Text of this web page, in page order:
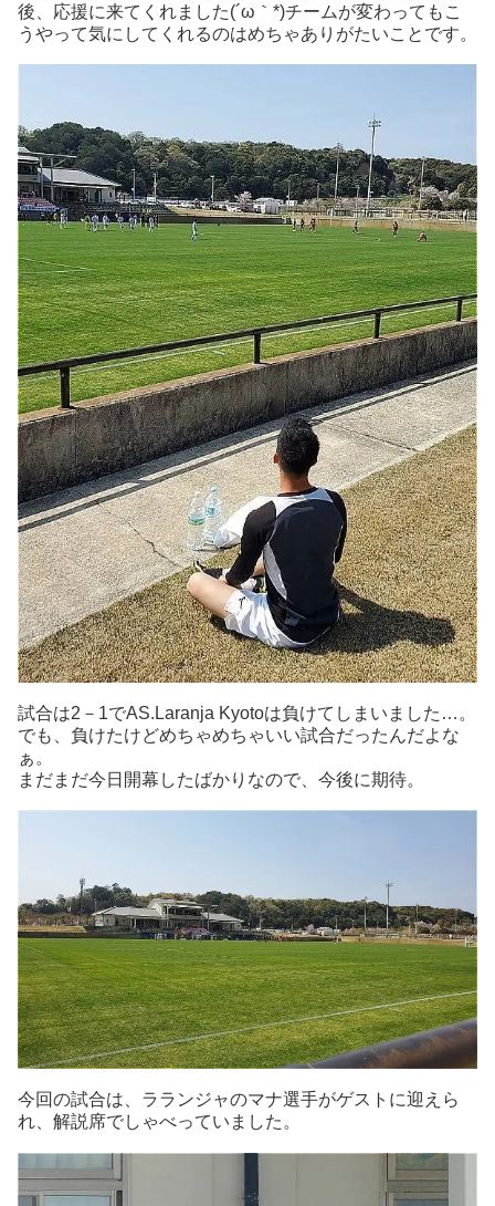
後、応援に来てくれました(´ω｀*)チームが変わってもこ
うやって気にしてくれるのはめちゃありがたいことです。
試合は2－1でAS.Laranja Kyotoは負けてしまいました…。
でも、負けたけどめちゃめちゃいい試合だったんだよな
ぁ。
まだまだ今日開幕したばかりなので、今後に期待。
今回の試合は、ラランジャのマナ選手がゲストに迎えら
れ、解説席でしゃべっていました。